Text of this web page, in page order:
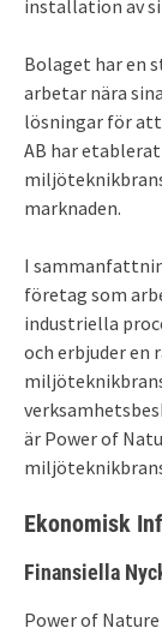
installation av
Bolaget har en
arbetar nära
lösningar för
AB har
marknaden.
I
företag som
industriella
och erbjuder en
är Power of
Ekonomisk
Finansiella
Power of